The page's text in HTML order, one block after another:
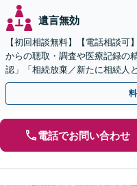
遺言無効
【初回相談無料】【電話相談
からの聴取・調査や医療記録の
認」「相続放棄／新たに相続人
な対応まで、きめ細やかにサポ
電話でお問い合わせ